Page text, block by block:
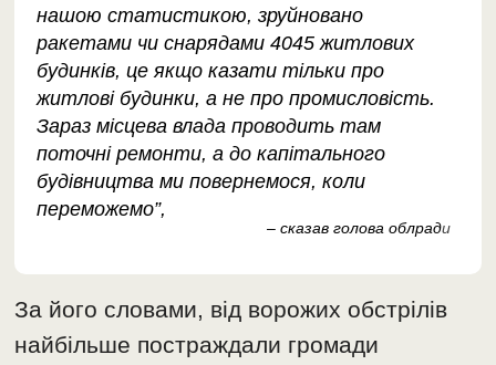
нашою статистикою, зруйновано
ракетами чи снарядами 4045 житлових
будинків, це якщо казати тільки про
житлові будинки, а не про промисловість.
Зараз місцева влада проводить там
поточні ремонти, а до капітального
будівництва ми повернемося, коли
переможемо”,
– сказав голова облради
За його словами, від ворожих обстрілів
найбільше постраждали громади